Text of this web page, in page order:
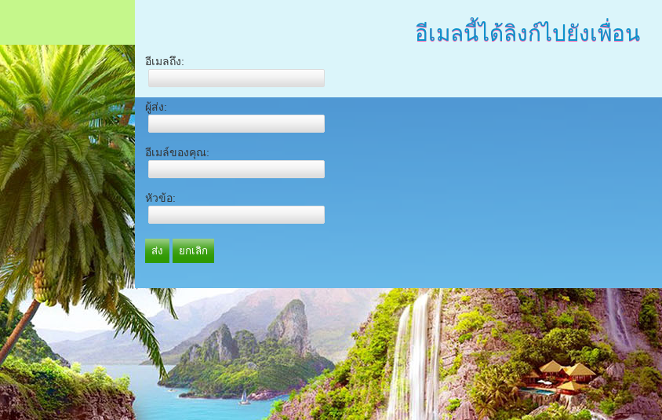
อีเมลนี้ได้ลิงก์ไปยังเพื่อน
อีเมลถึง:
ผู้ส่ง:
อีเมล์ของคุณ:
หัวข้อ:
ส่ง ยกเลิก